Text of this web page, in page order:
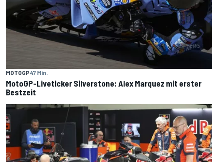
MOTOGP47 Min.
MotoGP-Liveticker Silverstone: Alex Marquez mit erster
Bestzeit